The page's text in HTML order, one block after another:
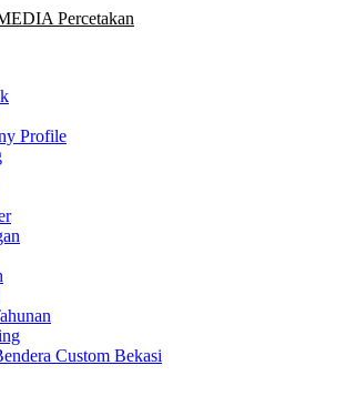
| 0822-4439-5599 (Call/WA)
WA) Percetakan jasa cetak banner buku yasin
map nota spanduk stiker undangan
24 jam
Profile
Custom Bekasi